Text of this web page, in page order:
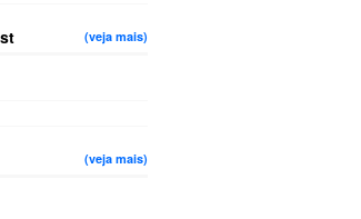
(veja mais)
(veja mais)